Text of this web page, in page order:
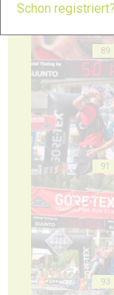
89
91
93
Schon